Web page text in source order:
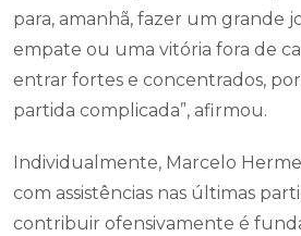
para, amanhã, fazer um grande
empate ou uma vitória fora de
entrar fortes e concentrados,
partida complicada”, afirmou.
Individualmente, Marcelo
com assistências nas últimas
contribuir ofensivamente é